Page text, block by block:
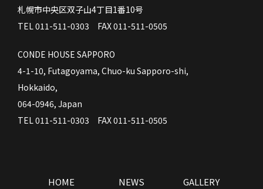
札幌市中央区双子山4丁目1番10号
TEL 011-511-0303 FAX 011-511-0505
CONDE HOUSE SAPPORO
4-1-10, Futagoyama, Chuo-ku Sapporo-shi,
Hokkaido,
064-0946, Japan
TEL 011-511-0303 FAX 011-511-0505
HOME NEWS
GALLERY